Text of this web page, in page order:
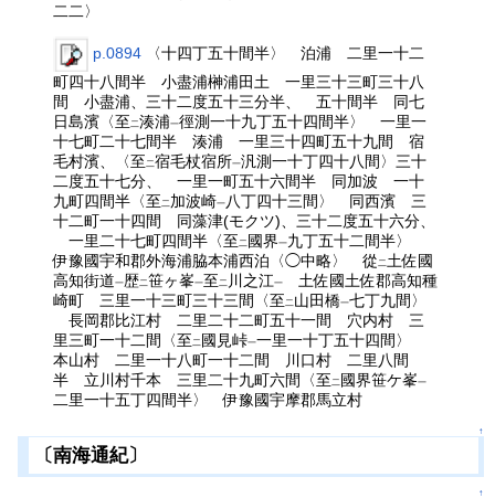
二二〉
p.0894 〈十四丁五十間半〉 泊浦 二里一十二
町四十八間半 小盡浦榊浦田土 一里三十三町三十八
間 小盡浦、三十二度五十三分半、 五十間半 同七
日島濱〈至二湊浦一徑測一十九丁五十四間半〉 一里一
十七町二十七間半 湊浦 一里三十四町五十九間 宿
毛村濱、〈至二宿毛杖宿所一汎測一十丁四十八間〉三十
二度五十七分、 一里一町五十六間半 同加波 一十
九町四間半〈至二加波崎一 八丁四十三間〉 同西濱 三
十二町一十四間 同藻津(モクツ)、三十二度五十六分、
一里二十七町四間半〈至二國界一九丁五十二間半〉
伊豫國宇和郡外海浦脇本浦西泊〈◯中略〉 從二土佐國
高知街道一歴二笹ヶ峯一至二 川之江一
土佐國土佐郡高知種
崎町 三里一十三町三十三間〈至二山田橋一七丁九間〉
長岡郡比江村 二里二十二町五十一間 穴内村 三
里三町一十二間〈至二國見峠一一里一十丁五十四間〉
本山村 二里一十八町一十二間 川口村 二里八間
半 立川村千本 三里二十九町六間〈至二國界笹ケ峯一
二里一十五丁四間半〉 伊豫國宇摩郡馬立村
↑
〔南海通紀〕
↑